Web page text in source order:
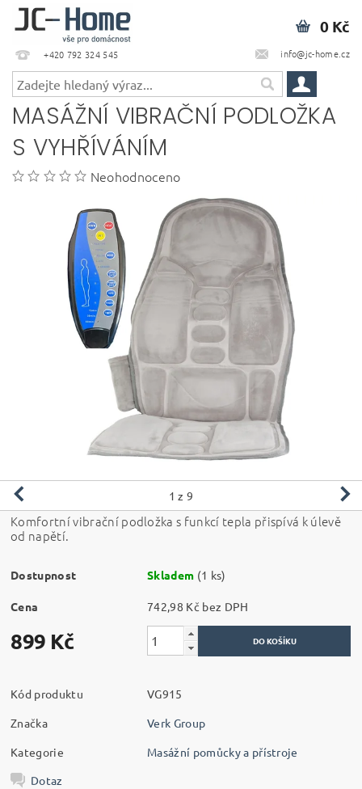
+420 792 324 545 info@jc-home.cz
0 Kč
MASÁŽNÍ VIBRAČNÍ PODLOŽKA
S VYHŘÍVÁNÍM
Neohodnoceno
1 z 9
Komfortní vibrační podložka s funkcí tepla přispívá k úlevě
od napětí.
Dostupnost Skladem (1 ks)
Cena 742,98 Kč bez DPH
899 Kč
Kód produktu
VG915
Značka
Verk Group
Kategorie
Masážní pomůcky a přístroje
Dotaz